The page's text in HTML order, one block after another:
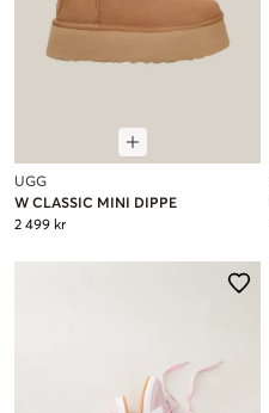
UGG
W CLASSIC MINI DIPPE
2 499 kr